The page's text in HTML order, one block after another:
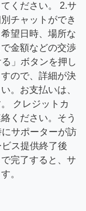
ください。 2.サ
チャットができ
望日時、場所な
金額などの交渉
」ボタンを押し
ので、詳細が決
。お支払いは、
クレジットカ
ください。そう
サポーターが訪
ス提供終了後
完了すると、サ
。